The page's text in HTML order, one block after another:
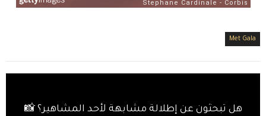
Met Gala
هل تبحثون عن إطلالة مشابهة لأحد المشاهير؟ 📸